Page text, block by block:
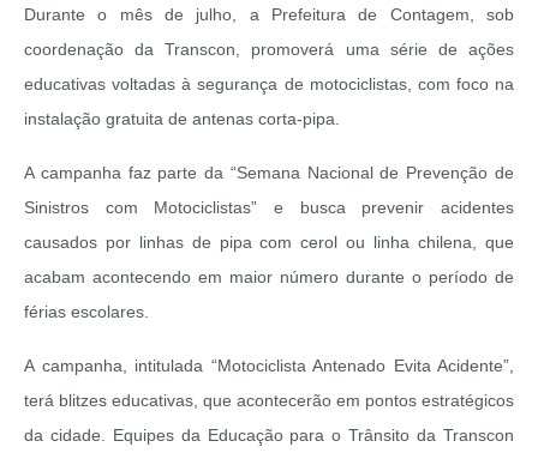
Durante o mês de julho, a Prefeitura de Contagem, sob
coordenação da Transcon, promoverá uma série de ações
educativas voltadas à segurança de motociclistas, com foco na
instalação gratuita de antenas corta-pipa.
A campanha faz parte da “Semana Nacional de Prevenção de
Sinistros com Motociclistas” e busca prevenir acidentes
causados por linhas de pipa com cerol ou linha chilena, que
acabam acontecendo em maior número durante o período de
férias escolares.
A campanha, intitulada “Motociclista Antenado Evita Acidente”,
terá blitzes educativas, que acontecerão em pontos estratégicos
da cidade. Equipes da Educação para o Trânsito da Transcon